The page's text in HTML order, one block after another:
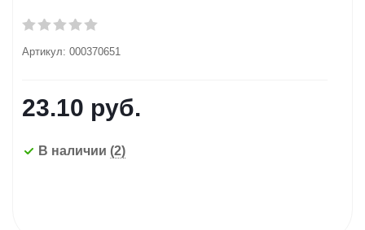
Артикул: 000370651
23.10 руб.
В наличии (2)